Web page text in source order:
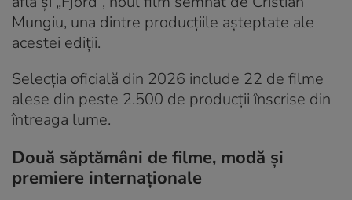
Mungiu, una dintre producțiile așteptate ale
acestei ediții.
Selecția oficială din 2026 include 22 de filme
alese din peste 2.500 de producții înscrise din
întreaga lume.
Două săptămâni de filme, modă și
premiere internaționale